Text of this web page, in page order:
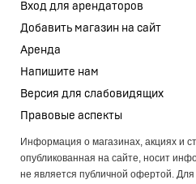
Вход для арендаторов
Добавить магазин на сайт
Аренда
Напишите нам
Версия для слабовидящих
Правовые аспекты
Информация о магазинах, акциях и
опубликованная на сайте, носит
не является публичной офертой.